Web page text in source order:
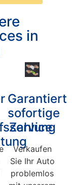
in
Garantiert
sofortige
Zahlung
Verkaufen
Sie Ihr Auto
problemlos